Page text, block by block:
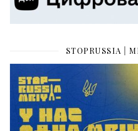
STOPRUSSIA |